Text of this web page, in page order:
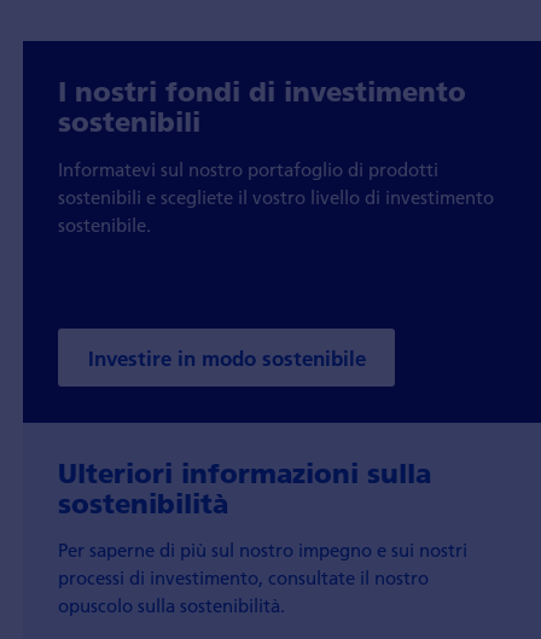
I nostri fondi di investimento
sostenibili
Informatevi sul nostro portafoglio di prodotti
sostenibili e scegliete il vostro livello di investimento
sostenibile.
Investire in modo sostenibile
Ulteriori informazioni sulla
sostenibilità
Per saperne di più sul nostro impegno e sui nostri
processi di investimento, consultate il nostro
opuscolo sulla sostenibilità.